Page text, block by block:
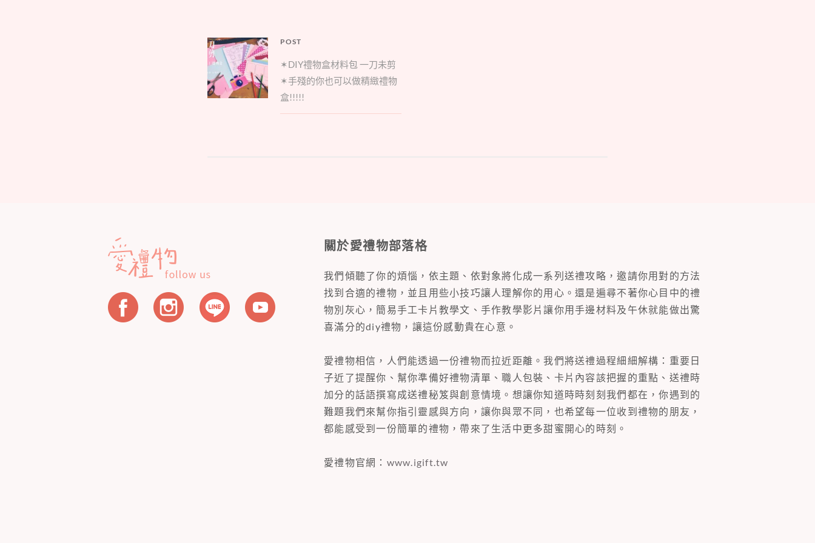
文
章
導
覽
POST
Parent
post:
✶DIY禮物盒材料包 一刀未剪
✶手殘的你也可以做精緻禮物
盒!!!!!
關於愛禮物部落格
我們傾聽了你的煩惱，依主題、依對象將化成一系列送禮攻略，邀請你用對的方法
找到合適的禮物，並且用些小技巧讓人理解你的用心。還是遍尋不著你心目中的禮
物別灰心，簡易手工卡片教學文、手作教學影片讓你用手邊材料及午休就能做出驚
喜滿分的diy禮物，讓這份感動貴在心意。
愛禮物相信，人們能透過一份禮物而拉近距離。我們將送禮過程細細解構：重要日
子近了提醒你、幫你準備好禮物清單、職人包裝、卡片內容該把握的重點、送禮時
加分的話語撰寫成送禮秘笈與創意情境。想讓你知道時時刻刻我們都在，你遇到的
難題我們來幫你指引靈感與方向，讓你與眾不同，也希望每一位收到禮物的朋友，
都能感受到一份簡單的禮物，帶來了生活中更多甜蜜開心的時刻。
愛禮物官網： www.igift.tw